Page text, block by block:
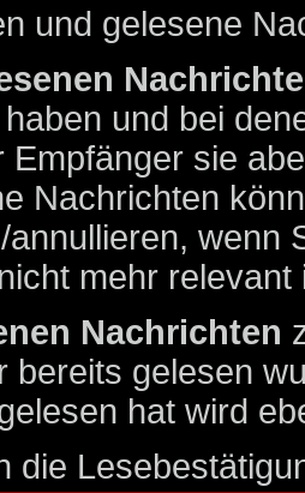
und gelesene
und bei
Empfänger sie
Nachrichten
wenn
mehr relevant
Nachrichten
bereits gelesen
hat wird
die